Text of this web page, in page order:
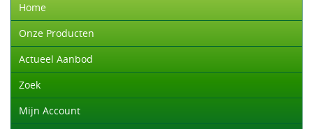
Home
Onze Producten
Actueel Aanbod
Zoek
Mijn Account